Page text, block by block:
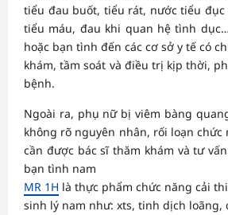
tiểu đau buốt, tiểu rát, nước tiểu đục
tiểu máu, đau khi quan hệ tình
hoặc bạn tình đến các cơ sở y tế có
khám, tầm soát và điều trị kịp thời,
bệnh.
Ngoài ra, phụ nữ bị viêm bàng
không rõ nguyên nhân, rối loạn
cần được bác sĩ thăm khám và tư
bạn tình nam
MR 1H là thực phẩm chức năng cải
sinh lý nam như: xts, tinh dịch loãng,